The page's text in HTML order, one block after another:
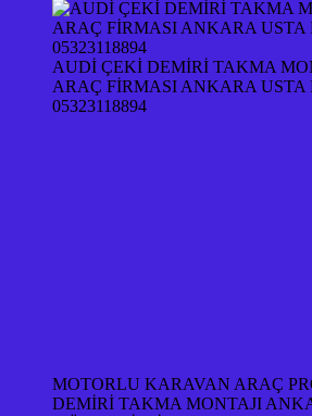
AUDİ ÇEKİ DEMİRİ TAKMA
ARAÇ FİRMASI ANKARA
05323118894
MOTORLU KARAVAN ARAÇ
DEMİRİ TAKMA MONTAJI